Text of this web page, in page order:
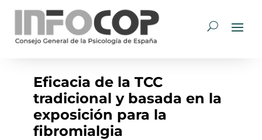
Eficacia de la TCC
tradicional y basada en la
exposición para la
fibromialgia